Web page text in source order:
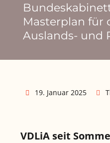
Masterplan für
Auslands- und
19. Januar 2025
VDLiA seit